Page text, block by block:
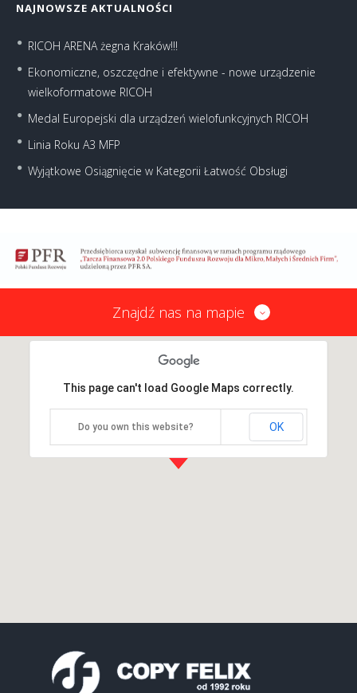
NAJNOWSZE AKTUALNOŚCI
RICOH ARENA żegna Kraków!!!
Ekonomiczne, oszczędne i efektywne - nowe urządzenie
wielkoformatowe RICOH
Medal Europejski dla urządzeń wielofunkcyjnych RICOH
Linia Roku A3 MFP
Wyjątkowe Osiągnięcie w Kategorii Łatwość Obsługi
Znajdź nas na mapie
This page can't load Google Maps correctly.
Do you own this website? OK